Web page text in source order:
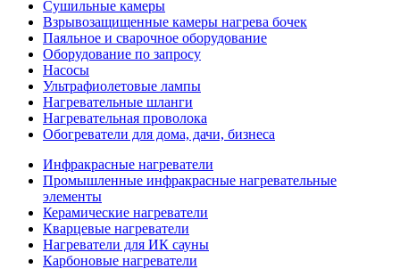
Сушильные камеры
Взрывозащищенные камеры нагрева бочек
Паяльное и сварочное оборудование
Оборудование по запросу
Насосы
Ультрафиолетовые лампы
Нагревательные шланги
Нагревательная проволока
Обогреватели для дома, дачи, бизнеса
Инфракрасные нагреватели
Промышленные инфракрасные нагревательные
элементы
Керамические нагреватели
Кварцевые нагреватели
Нагреватели для ИК сауны
Карбоновые нагреватели